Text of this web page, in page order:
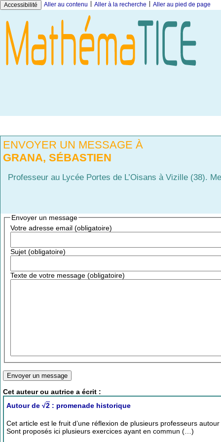
Accessibilité Aller au contenu Aller à la recherche Aller au pied de page
ENVOYER UN MESSAGE À
GRANA, SÉBASTIEN
Professeur au Lycée Portes de L’Oisans à Vizille (38).
Envoyer un message
Votre adresse email (obligatoire)
Sujet (obligatoire)
Texte de votre message (obligatoire)
Cet auteur ou autrice a écrit :
Autour de √2 : promenade historique
Cet article est le fruit d’une réflexion de plusieurs professeurs
Sont proposés ici plusieurs exercices ayant en commun (…)